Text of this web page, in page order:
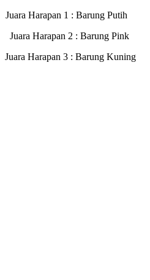
1 : Barung Putih
2 : Barung Pink
3 : Barung Kuning